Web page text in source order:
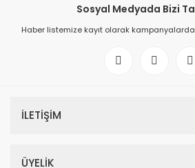
Sosyal Medyada Bizi
Haber listemize kayıt olarak
İLETİŞİM
ÜYELİK